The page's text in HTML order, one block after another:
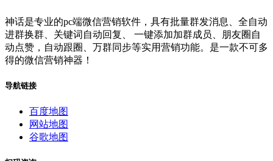
神话是专业的pc端微信营销软件，具有批量群发消息、全自动
进群换群、关键词自动回复、 一键添加加群成员、朋友圈自
动点赞，自动跟圈、万群同步等实用营销功能。是一款不可多
得的微信营销神器！
导航链接
百度地图
网站地图
谷歌地图